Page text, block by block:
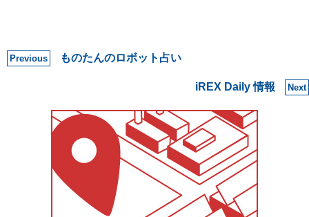
Previous ものたんのロボット占い
iREX Daily 情報 Next